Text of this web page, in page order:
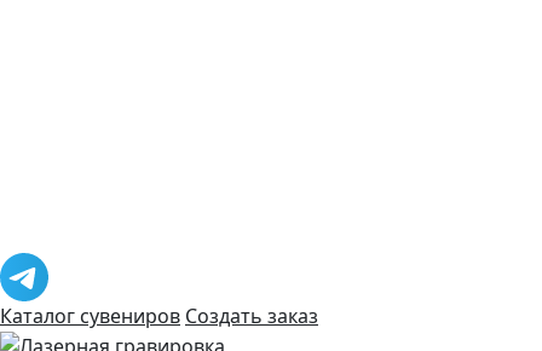
Каталог сувениров Создать заказ